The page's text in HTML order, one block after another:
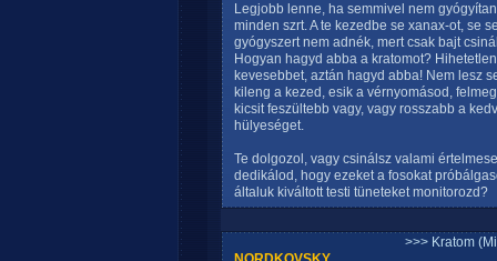
Legjobb lenne, ha semmivel nem
minden szrt. A te kezedbe se xanax-ot, se
gyógyszert nem adnék, mert csak bajt
Hogyan hagyd abba a kratomot?
kevesebbet, aztán hagyd abba! Nem lesz
kileng a kezed, esik a vérnyomásod,
kicsit feszültebb vagy, vagy rosszabb a
hülyeséget.
Te dolgozol, vagy csinálsz valami
dedikálod, hogy ezeket a fosokat
általuk kiváltott testi tüneteket monitorozd?
>>> Kratom